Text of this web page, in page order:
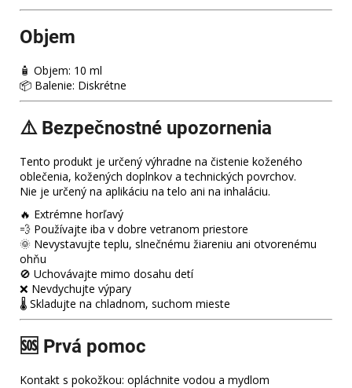
Objem
🧴 Objem: 10 ml
📦 Balenie: Diskrétne
⚠️ Bezpečnostné upozornenia
Tento produkt je určený výhradne na čistenie koženého
oblečenia, kožených doplnkov a technických povrchov.
Nie je určený na aplikáciu na telo ani na inhaláciu.
🔥 Extrémne horľavý
💨 Používajte iba v dobre vetranom priestore
🌞 Nevystavujte teplu, slnečnému žiareniu ani otvorenému
ohňu
🚫 Uchovávajte mimo dosahu detí
❌ Nevdychujte výpary
🌡️ Skladujte na chladnom, suchom mieste
🆘 Prvá pomoc
Kontakt s pokožkou: opláchnite vodou a mydlom